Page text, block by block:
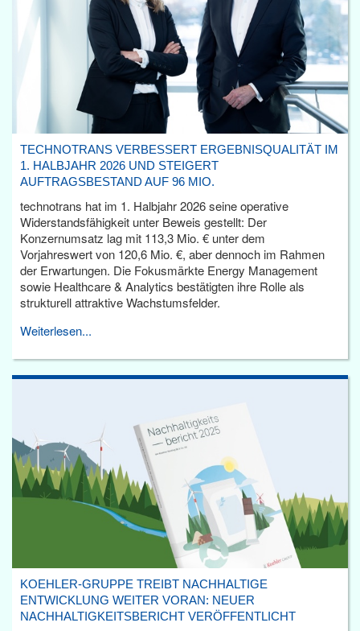
TECHNOTRANS VERBESSERT ERGEBNISQUALITÄT IM
1. HALBJAHR 2026 UND STEIGERT
AUFTRAGSBESTAND AUF 96 MIO.
technotrans hat im 1. Halbjahr 2026 seine operative
Widerstandsfähigkeit unter Beweis gestellt: Der
Konzernumsatz lag mit 113,3 Mio. € unter dem
Vorjahreswert von 120,6 Mio. €, aber dennoch im Rahmen
der Erwartungen. Die Fokusmärkte Energy Management
sowie Healthcare & Analytics bestätigten ihre Rolle als
strukturell attraktive Wachstumsfelder.
Weiterlesen...
KOEHLER-GRUPPE TREIBT NACHHALTIGE
ENTWICKLUNG WEITER VORAN: NEUER
NACHHALTIGKEITSBERICHT VERÖFFENTLICHT